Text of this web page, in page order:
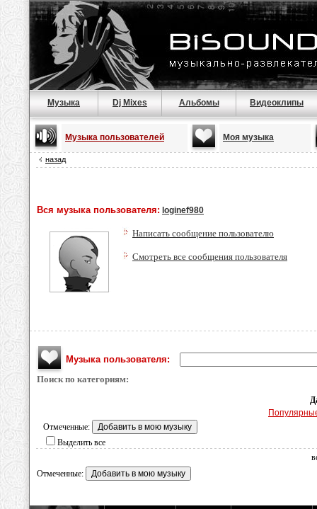
Музыка Dj Mixes Альбомы Видеоклипы
Музыка пользователей Моя музыка
назад
Вся музыка пользователя: loginef980
Написать сообщение пользователю
Смотреть все сообщения пользователя
Музыка пользователя:
Поиск по категориям:
Отмеченные:
Выделить все
Отмеченные: